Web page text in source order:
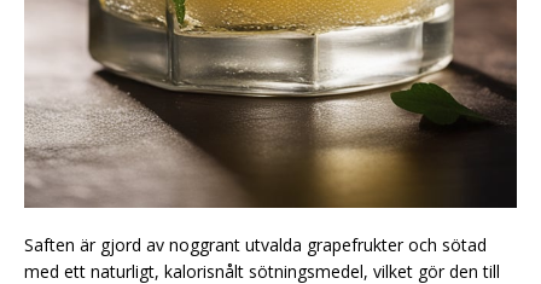
Saften är gjord av noggrant utvalda grapefrukter och sötad
med ett naturligt, kalorisnålt sötningsmedel, vilket gör den till